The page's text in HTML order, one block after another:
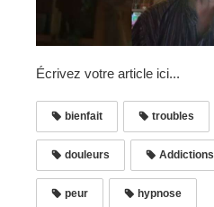
Écrivez votre article ici...
bienfait troubles
douleurs Addictions
peur hypnose